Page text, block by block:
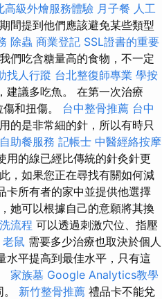
高級外燴服務體驗 月子餐 人工
間提到他們應該避免某些類型
除蟲 商業登記 SSL證書的重要
們吃含糖量高的食物，不一定
找人行蹤 台北整復師專業 學按
建議多吃魚。 在第一次治療
和扭傷。 台中整骨推薦 台中
的是非常細的針，所以有時只
助餐服務 記帳士 中醫經絡按摩
用的線已經比傳統的針灸針更
，如果您正在尋找有關如何減
卡所有者的家中並提供他選擇
她可以根據自己的意願將其換
流程 可以透過刺激穴位、指壓
老鼠 需要多少治療也取決於個人
水平提高到最佳水平，只有這
家族墓 Google Analytics教學
新竹整骨推薦 禮品卡不能兌